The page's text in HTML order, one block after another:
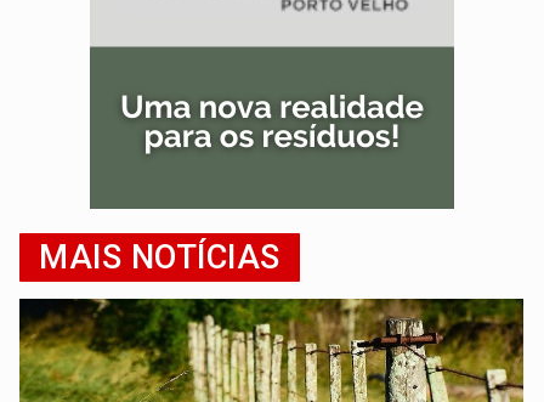
MAIS NOTÍCIAS